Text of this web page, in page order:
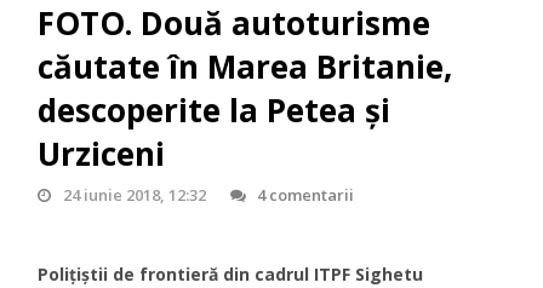
FOTO. Două autoturisme
căutate în Marea Britanie,
descoperite la Petea și
Urziceni
24 iunie 2018, 12:32 4 comentarii
Polițiștii de frontieră din cadrul ITPF Sighetu